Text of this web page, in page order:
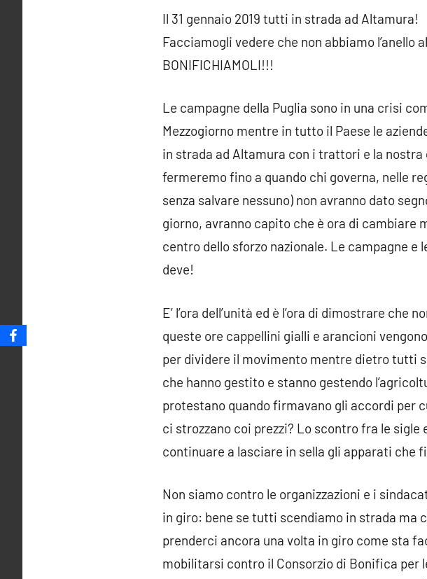
Il 31 gennaio 2019 tutti in strada ad Altamura!
Facciamogli vedere che non abbiamo l’anello
BONIFICHIAMOLI!!!
Le campagne della Puglia sono in una crisi
Mezzogiorno mentre in tutto il Paese le
in strada ad Altamura con i trattori e la nostra
fermeremo fino a quando chi governa, nelle
senza salvare nessuno) non avranno dato
giorno, avranno capito che è ora di cambiare
centro dello sforzo nazionale. Le campagne
deve!
E’ l’ora dell’unità ed è l’ora di dimostrare
queste ore cappellini gialli e arancioni
per dividere il movimento mentre dietro tutti
che hanno gestito e stanno gestendo
protestano quando firmavano gli accordi per
ci strozzano coi prezzi? Lo scontro fra le
continuare a lasciare in sella gli apparati che
Non siamo contro le organizzazioni e i
in giro: bene se tutti scendiamo in strada ma
prenderci ancora una volta in giro come sta
mobilitarsi contro il Consorzio di Bonifica per